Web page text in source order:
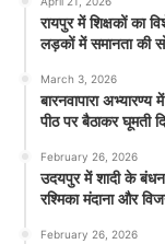
रायपुर में शिक्षकों का
लड़कों में समानता की
March 3, 2026
बारनवापारा अभ्यारण्य
पीठ पर बैठाकर घूमती
February 26, 2026
उदयपुर में शादी के
रश्मिका मंदाना और
February 26, 2026